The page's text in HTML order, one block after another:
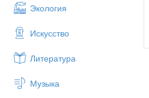
Экология
Искусство
Литература
Музыка